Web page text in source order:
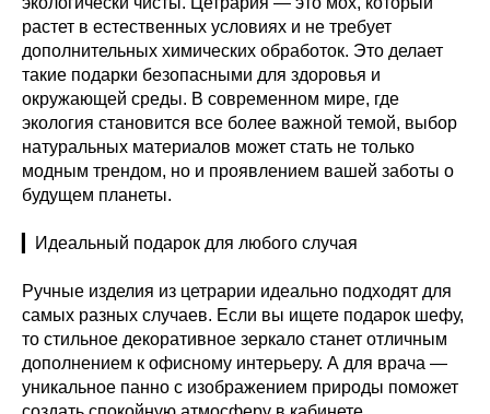
растет в естественных условиях и не требует
дополнительных химических обработок. Это делает
такие подарки безопасными для здоровья и
окружающей среды. В современном мире, где
экология становится все более важной темой, выбор
натуральных материалов может стать не только
модным трендом, но и проявлением вашей заботы о
будущем планеты.
▎Идеальный подарок для любого случая
Ручные изделия из цетрарии идеально подходят для
самых разных случаев. Если вы ищете подарок шефу,
то стильное декоративное зеркало станет отличным
дополнением к офисному интерьеру. А для врача —
уникальное панно с изображением природы поможет